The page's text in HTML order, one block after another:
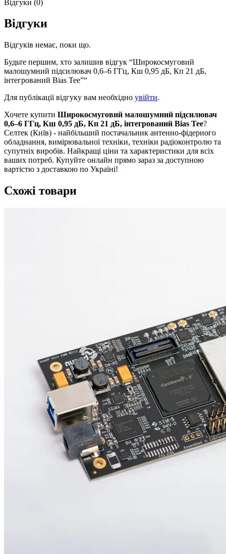
Відгуки (0)
Відгуки
Відгуків немає, поки що.
Будьте першим, хто залишив відгук “Широкосмуговий
малошумний підсилювач 0,6–6 ГГц, Кш 0,95 дБ, Кп 21 дБ,
інтегрований Bias Tee”“
Для публікації відгуку вам необхідно увійти.
Хочете купити Широкосмуговий малошумний підсилювач
0,6–6 ГГц, Кш 0,95 дБ, Кп 21 дБ, інтегрований Bias Tee?
Селтек (Київ) - найбільший постачальник антенно-фідерного
обладнання, вимірювальної техніки, техніки радіоконтролю та
супутніх виробів. Найкращі ціни та характеристики для всіх
ваших потреб. Купуйте онлайн прямо зараз за доступною
вартістю з доставкою по Україні!
Схожі товари